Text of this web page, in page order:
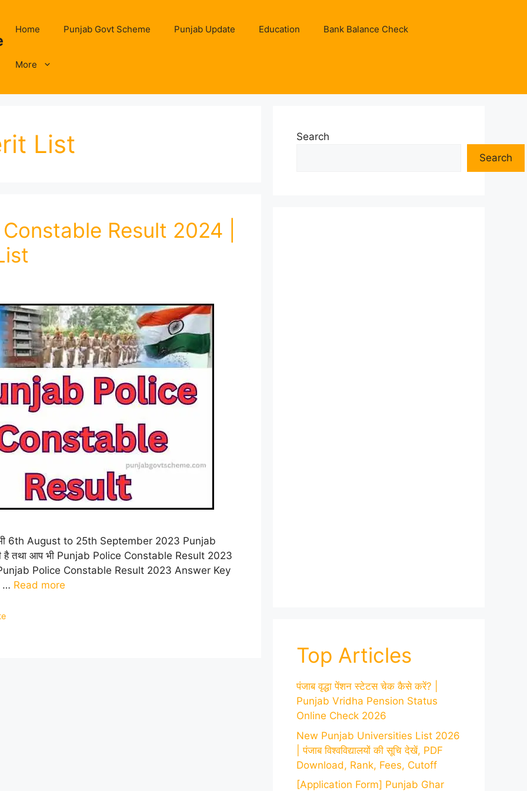
Home Punjab Govt Scheme Punjab Update Education Bank Balance Check
More
List
Result 2024 |
6th August to 25th September 2023 Punjab
है तथा आप भी Punjab Police Constable Result 2023
Police Constable Result 2023 Answer Key
… Read more
Search
Search
Top Articles
पंजाब वृद्धा पेंशन स्टेटस चेक कैसे करें? |
Punjab Vridha Pension Status
Online Check 2026
New Punjab Universities List 2026
| पंजाब विश्वविद्यालयों की सूचि देखें, PDF
Download, Rank, Fees, Cutoff
[Application Form] Punjab Ghar